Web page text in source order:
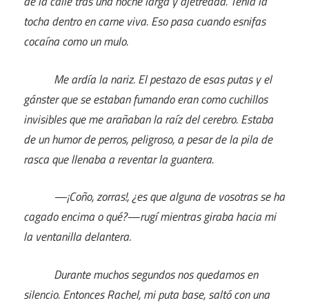
tocha dentro en carne viva. Eso pasa cuando esnifas
cocaína como un mulo.
Me ardía la nariz. El pestazo de esas putas y el
gánster que se estaban fumando eran como cuchillos
invisibles que me arañaban la raíz del cerebro. Estaba
de un humor de perros, peligroso, a pesar de la pila de
rasca que llenaba a reventar la guantera.
—¡Coño, zorras!, ¿es que alguna de vosotras se ha
cagado encima o qué?—rugí mientras giraba hacia mi
la ventanilla delantera.
Durante muchos segundos nos quedamos en
silencio. Entonces Rachel, mi puta base, saltó con una